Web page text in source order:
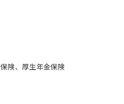
険、厚生年金保険